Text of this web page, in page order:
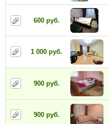
600 руб.
1 000 руб.
900 руб.
900 руб.